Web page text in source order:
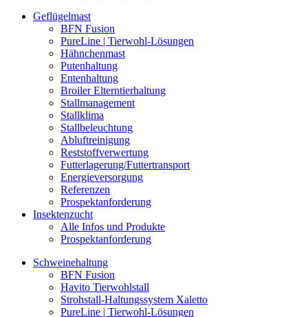
Geflügelmast
BFN Fusion
PureLine | Tierwohl-Lösungen
Hähnchenmast
Putenhaltung
Entenhaltung
Broiler Elterntierhaltung
Stallmanagement
Stallklima
Stallbeleuchtung
Abluftreinigung
Reststoffverwertung
Futterlagerung/Futtertransport
Energieversorgung
Referenzen
Prospektanforderung
Insektenzucht
Alle Infos und Produkte
Prospektanforderung
Schweinehaltung
BFN Fusion
Havito Tierwohlstall
Strohstall-Haltungssystem Xaletto
PureLine | Tierwohl-Lösungen